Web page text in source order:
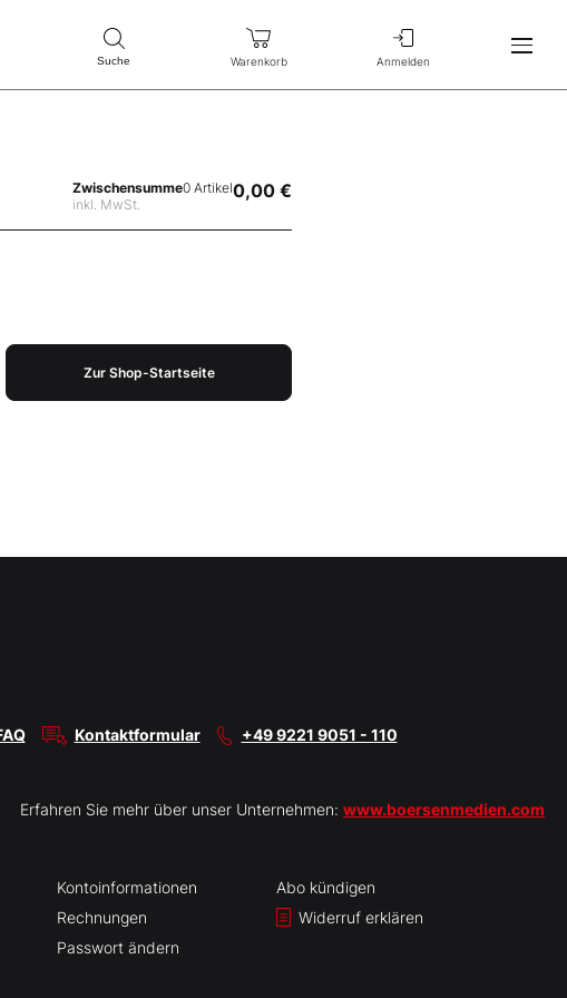
Suche Warenkorb Anmelden
Zwischensumme
inkl. MwSt.
0 Artikel0,00 €
Zur Shop-Startseite
Kontaktformular +49 9221 9051 - 110
Erfahren Sie mehr über unser Unternehmen: www.boersenmedien.com
Kontoinformationen
Rechnungen
Passwort ändern
Abo kündigen
Widerruf erklären